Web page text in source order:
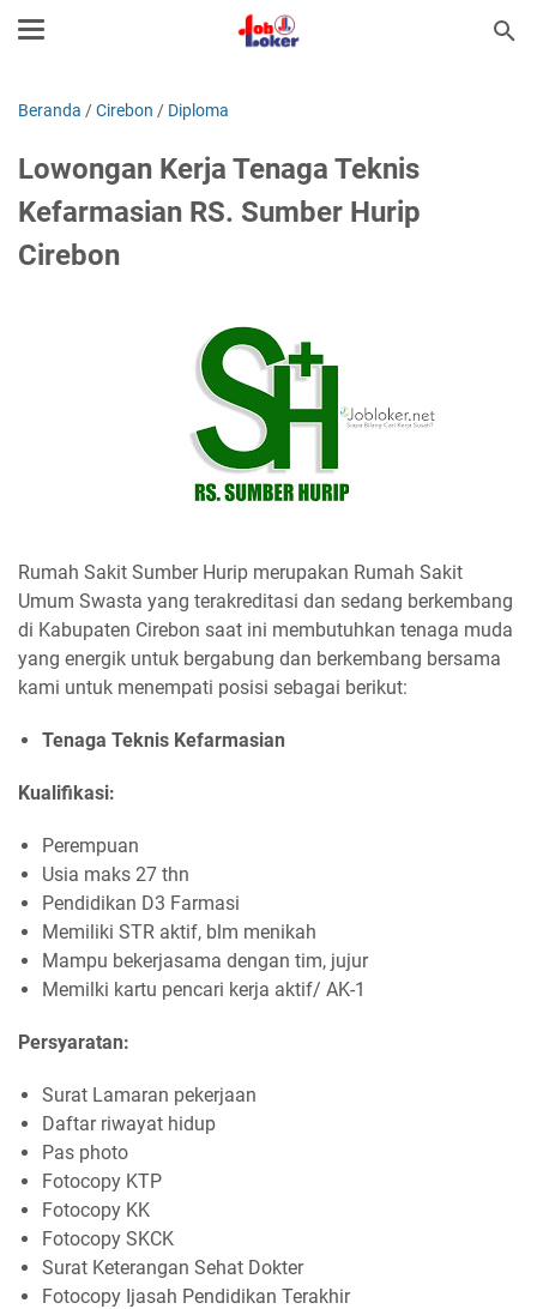
Beranda /Cirebon / Diploma
Lowongan Kerja Tenaga Teknis
Kefarmasian RS. Sumber Hurip
Cirebon
Rumah Sakit Sumber Hurip merupakan Rumah Sakit
Umum Swasta yang terakreditasi dan sedang berkembang
di Kabupaten Cirebon saat ini membutuhkan tenaga muda
yang energik untuk bergabung dan berkembang bersama
kami untuk menempati posisi sebagai berikut:
Tenaga Teknis Kefarmasian
Kualifikasi:
Perempuan
Usia maks 27 thn
Pendidikan D3 Farmasi
Memiliki STR aktif, blm menikah
Mampu bekerjasama dengan tim, jujur
Memilki kartu pencari kerja aktif/ AK-1
Persyaratan:
Surat Lamaran pekerjaan
Daftar riwayat hidup
Pas photo
Fotocopy KTP
Fotocopy KK
Fotocopy SKCK
Surat Keterangan Sehat Dokter
Fotocopy Ijasah Pendidikan Terakhir